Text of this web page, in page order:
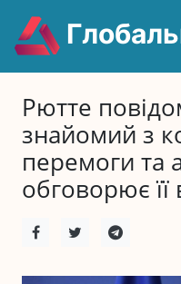
Рютте
знайомий з
перемоги та
обговорює